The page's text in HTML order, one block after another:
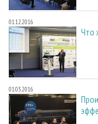
01.12.2016
Что
01.03.2016